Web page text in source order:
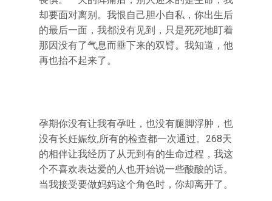
却要面对离别。我恨自己胆小自私，你出生后
的最后一面，我都没有见到，只是死死地盯着
那因没有了气息而垂下来的双臂。我知道，他
再也抬不起来了。
孕期你没有让我有孕吐，也没有腿脚浮肿，也
没有长妊娠纹,所有的检查都一次通过。268天
的相伴让我经历了从无到有的生命过程，我这
个不喜欢表达爱的人也开始说一些酸酸的话。
当我接受要做妈妈这个角色时，你却离开了。